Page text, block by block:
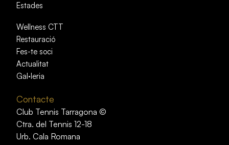
Estades
Wellness CTT
Restauració
Fes-te soci
Actualitat
Gal·leria
Contacte
Club Tennis Tarragona ©
Ctra. del Tennis 12-18
Urb. Cala Romana